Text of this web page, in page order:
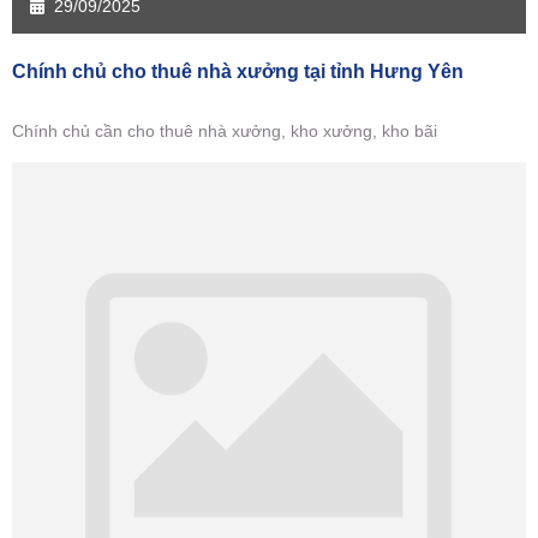
29/09/2025
Chính chủ cho thuê nhà xưởng tại tỉnh Hưng Yên
Chính chủ cần cho thuê nhà xưởng, kho xưởng, kho bãi